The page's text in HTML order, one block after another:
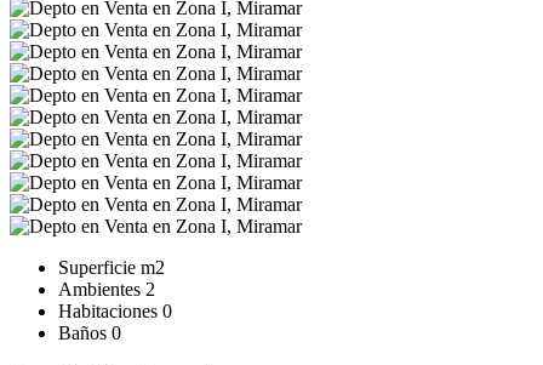
Superficie m2
Ambientes 2
Habitaciones 0
Baños 0